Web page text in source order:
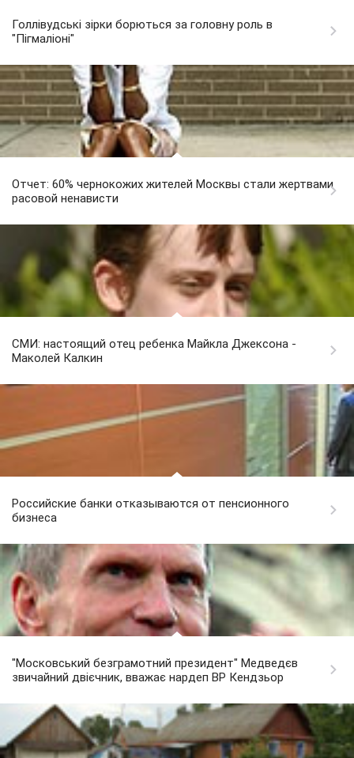
Голлівудські зірки борються за головну роль в
"Пігмаліоні"
Отчет: 60% чернокожих жителей Москвы стали жертвами
расовой ненависти
СМИ: настоящий отец ребенка Майкла Джексона -
Маколей Калкин
Российские банки отказываются от пенсионного
бизнеса
"Московський безграмотний президент" Медведєв
звичайний двієчник, вважає нардеп ВР Кендзьор